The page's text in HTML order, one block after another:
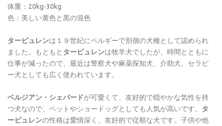
体重：20kg-30kg
色：美しい黄色と黒の混色
タービュレンは１９世紀にベルギーで別個の犬種として認められ
ました。もともと タービュレンは牧羊犬でしたが、時間とともに
仕事が減ったので、最近は警察犬や麻薬探知犬、介助犬、セラピ
ー犬としても広く使われています。
ベルジアン・シェパードが可愛くて、友好的で穏やかな気性を持
つ犬なので、ペットやショードッグとしても人気が高いです。 タ
ービュレンの性格は愛情深く、友好的で従順な犬です。子供や他